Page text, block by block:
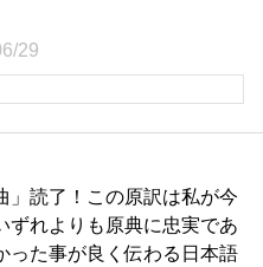
29
」読了！この原訳は私が今
ずれよりも原典に忠実であ
った事が良く伝わる日本語